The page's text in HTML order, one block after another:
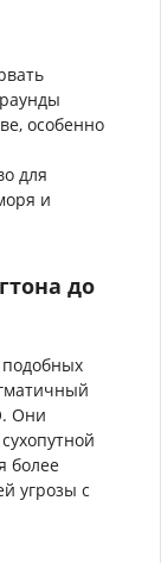
особенно
для
и
до
Они
более
угрозы с